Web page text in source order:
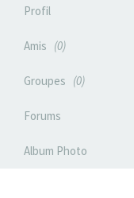
Profil
Amis 0
Groupes 0
Forums
Album Photo